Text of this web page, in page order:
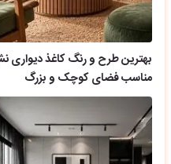
بهترین طرح و رنگ کاغذ دیواری
مناسب فضای کوچک و بزرگ